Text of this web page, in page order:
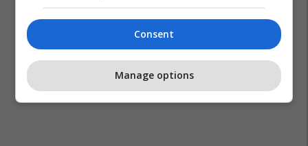
Consent
Manage options